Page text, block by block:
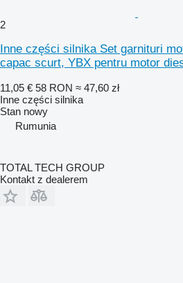
2
Inne części silnika Set garnituri
capac scurt, YBX pentru motor
11,05 € 58 RON ≈ 47,60 zł
Inne części silnika
Stan nowy
Rumunia
TOTAL TECH GROUP
Kontakt z dealerem